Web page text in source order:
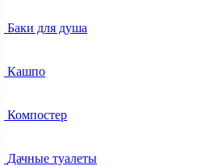
Баки для душа
Кашпо
Компостер
Дачные туалеты